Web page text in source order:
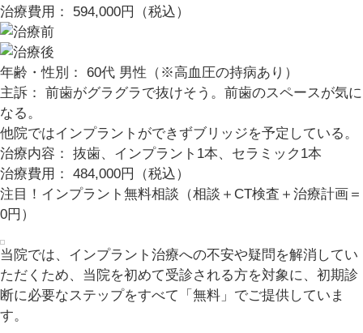
治療費用： 594,000円（税込）
年齢・性別： 60代 男性（※高血圧の持病あり）
主訴： 前歯がグラグラで抜けそう。前歯のスペースが気に
なる。
他院ではインプラントができずブリッジを予定している。
治療内容： 抜歯、インプラント1本、セラミック1本
治療費用： 484,000円（税込）
注目！ インプラント無料相談（相談＋CT検査＋治療計画＝
0円）
当院では、インプラント治療への不安や疑問を解消してい
ただくため、当院を初めて受診される方を対象に、初期診
断に必要なステップをすべて「無料」でご提供していま
す。